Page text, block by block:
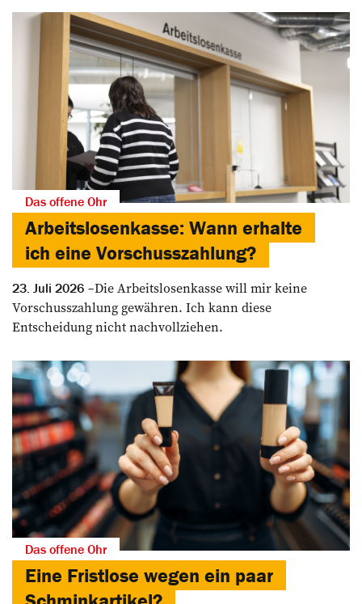
Das offene Ohr
Arbeitslosenkasse: Wann erhalte
ich eine Vorschusszahlung?
23. Juli 2026
Die Arbeitslosenkasse will mir keine
Vorschusszahlung gewähren. Ich kann diese
Entscheidung nicht nachvollziehen.
Das offene Ohr
Eine Fristlose wegen ein paar